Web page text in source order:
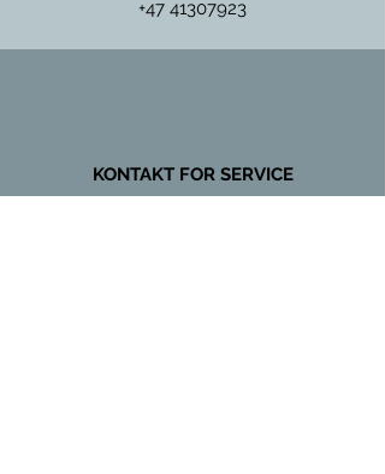
+47 41307923
KONTAKT FOR SERVICE